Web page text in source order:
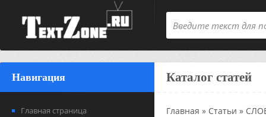
Навигация
Главная страница
Каталог статей
Главная » Статьи »